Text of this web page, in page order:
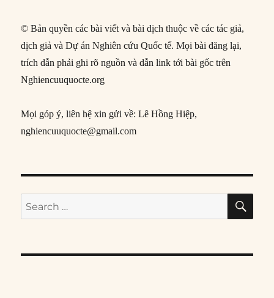
© Bản quyền các bài viết và bài dịch thuộc về các tác giả,
dịch giả và Dự án Nghiên cứu Quốc tế. Mọi bài đăng lại,
trích dẫn phải ghi rõ nguồn và dẫn link tới bài gốc trên
Nghiencuuquocte.org
Mọi góp ý, liên hệ xin gửi về: Lê Hồng Hiệp,
nghiencuuquocte@gmail.com
Search
for: